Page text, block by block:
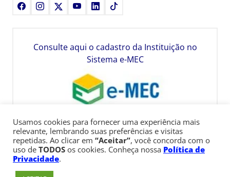
FacebookInstagram YoutubeLinkedIn
Consulte aqui o cadastro da Instituição no
Sistema e-MEC
Usamos cookies para fornecer uma experiência mais
relevante, lembrando suas preferências e visitas
repetidas. Ao clicar em “Aceitar”, você concorda com o
uso de TODOS os cookies. Conheça nossa Política de
Privacidade.